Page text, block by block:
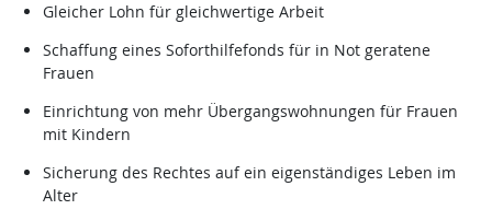
Gleicher Lohn für gleichwertige Arbeit
Schaffung eines Soforthilfefonds für in Not geratene
Frauen
Einrichtung von mehr Übergangswohnungen für Frauen
mit Kindern
Sicherung des Rechtes auf ein eigenständiges Leben im
Alter